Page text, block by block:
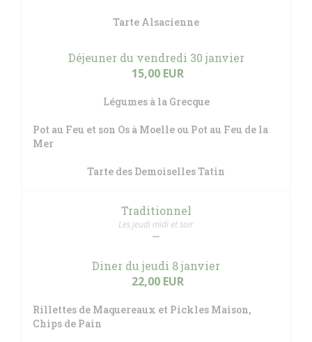
Tarte Alsacienne
Déjeuner du vendredi 30 janvier
15,00 EUR
Légumes à la Grecque
Pot au Feu et son Os à Moelle ou Pot au Feu de la
Mer
Tarte des Demoiselles Tatin
Traditionnel
Les jeudi midi et soir
Diner du jeudi 8 janvier
22,00 EUR
Rillettes de Maquereaux et Pickles Maison,
Chips de Pain